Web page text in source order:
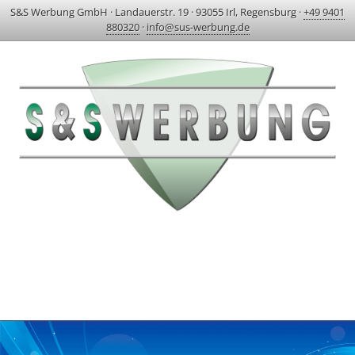
S&S Werbung GmbH · Landauerstr. 19 ·93055 Irl, Regensburg ·+49 9401
880320· info@sus-werbung.de
AKTUELLES & PROJEKTE